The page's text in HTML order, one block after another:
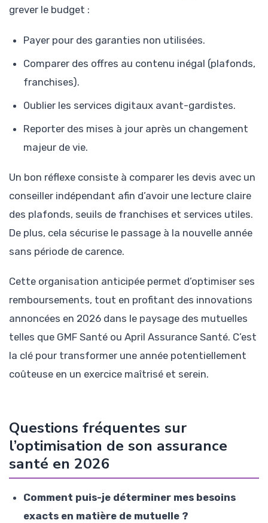
grever le budget :
Payer pour des garanties non utilisées.
Comparer des offres au contenu inégal (plafonds,
franchises).
Oublier les services digitaux avant-gardistes.
Reporter des mises à jour après un changement
majeur de vie.
Un bon réflexe consiste à comparer les devis avec un
conseiller indépendant afin d’avoir une lecture claire
des plafonds, seuils de franchises et services utiles.
De plus, cela sécurise le passage à la nouvelle année
sans période de carence.
Cette organisation anticipée permet d’optimiser ses
remboursements, tout en profitant des innovations
annoncées en 2026 dans le paysage des mutuelles
telles que GMF Santé ou April Assurance Santé. C’est
la clé pour transformer une année potentiellement
coûteuse en un exercice maîtrisé et serein.
Questions fréquentes sur
l’optimisation de son assurance
santé en 2026
Comment puis-je déterminer mes besoins
exacts en matière de mutuelle ?